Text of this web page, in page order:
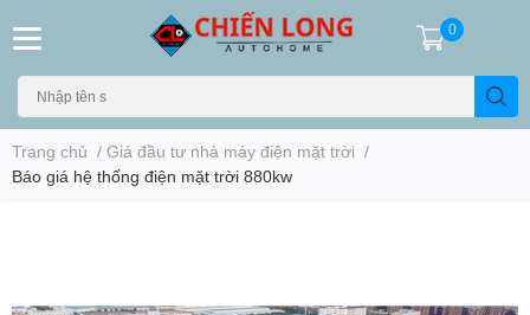
0
Trang chủ / Giá đầu tư nhà máy điện mặt trời /
Báo giá hệ thống điện mặt trời 880kw